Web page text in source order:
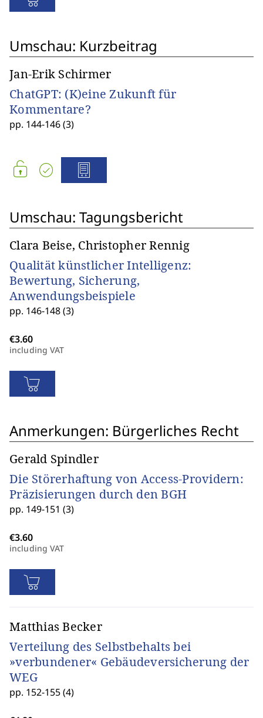
Umschau: Kurzbeitrag
Jan-Erik Schirmer
ChatGPT: (K)eine Zukunft für
Kommentare?
pp. 144-146 (3)
Umschau: Tagungsbericht
Clara Beise, Christopher Rennig
Qualität künstlicher Intelligenz:
Bewertung, Sicherung,
Anwendungsbeispiele
pp. 146-148 (3)
including VAT
Anmerkungen: Bürgerliches Recht
Gerald Spindler
Die Störerhaftung von Access-Providern:
Präzisierungen durch den BGH
pp. 149-151 (3)
including VAT
Matthias Becker
Verteilung des Selbstbehalts bei
»verbundener« Gebäudeversicherung der
WEG
pp. 152-155 (4)